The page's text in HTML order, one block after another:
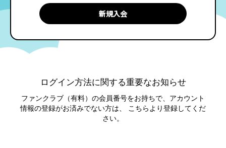
ログイン方法に関する重要なお知らせ
ファンクラブ（有料）の会員番号をお持ちで、アカウント
情報の登録がお済みでない方は、 こちらより登録してくだ
さい。